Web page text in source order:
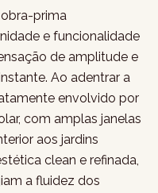
prima
e funcionalidade
de amplitude e
Ao adentrar a
envolvido por
com amplas janelas
aos jardins
clean e refinada,
a fluidez dos